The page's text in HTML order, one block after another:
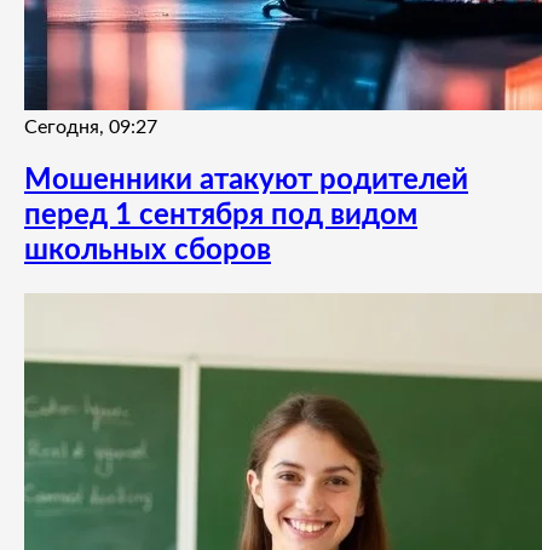
Сегодня, 09:27
Мошенники атакуют родителей
перед 1 сентября под видом
школьных сборов